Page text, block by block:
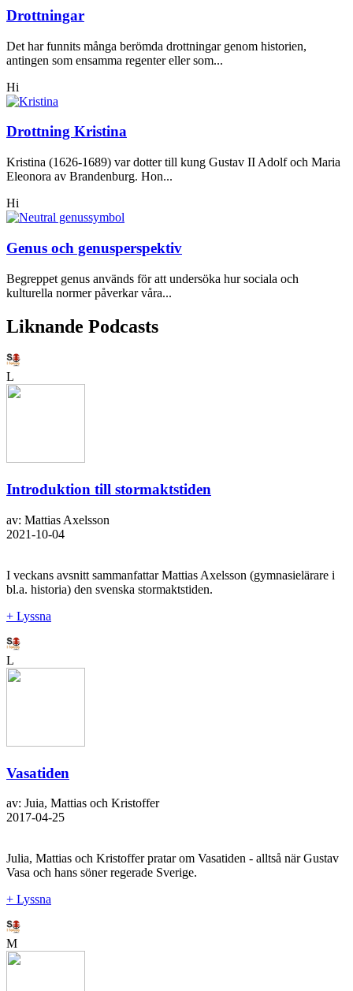
Drottningar
Det har funnits många berömda drottningar genom historien,
antingen som ensamma regenter eller som...
Hi
Drottning Kristina
Kristina (1626-1689) var dotter till kung Gustav II Adolf och Maria
Eleonora av Brandenburg. Hon...
Hi
Genus och genusperspektiv
Begreppet genus används för att undersöka hur sociala och
kulturella normer påverkar våra...
Liknande Podcasts
L
Introduktion till stormaktstiden
av: Mattias Axelsson
2021-10-04
I veckans avsnitt sammanfattar Mattias Axelsson (gymnasielärare i
bl.a. historia) den svenska stormaktstiden.
+ Lyssna
L
Vasatiden
av: Juia, Mattias och Kristoffer
2017-04-25
Julia, Mattias och Kristoffer pratar om Vasatiden - alltså när Gustav
Vasa och hans söner regerade Sverige.
+ Lyssna
M